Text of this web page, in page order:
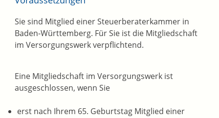
Sie sind Mitglied einer Steuerberaterkammer in
Baden-Württemberg. Für Sie ist die Mitgliedschaft
im Versorgungswerk verpflichtend.
Eine Mitgliedschaft im Versorgungswerk ist
ausgeschlossen, wenn Sie
erst nach Ihrem 65. Geburtstag Mitglied einer